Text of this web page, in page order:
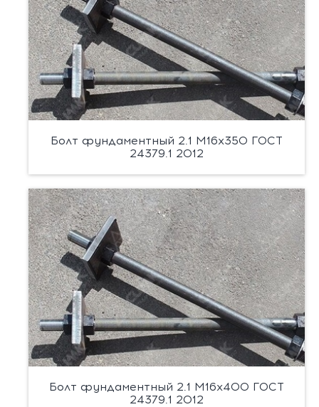
Болт фундаментный 2.1 М16х350 ГОСТ
24379.1 2012
Болт фундаментный 2.1 М16х400 ГОСТ
24379.1 2012